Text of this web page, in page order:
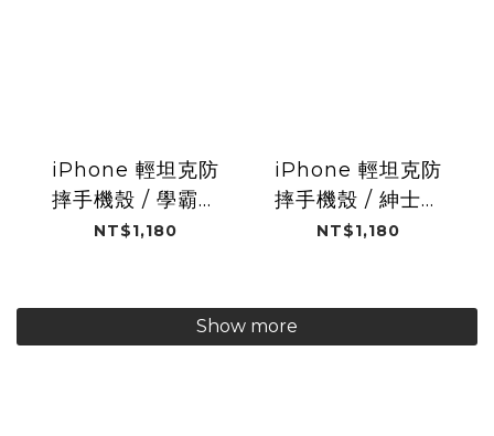
iPhone 輕坦克防
摔手機殼 / 學霸喵
(Designer style)
NT$1,180
iPhone 輕坦克防
摔手機殼 / 紳士喵
喵(Designer
NT$1,180
Show more